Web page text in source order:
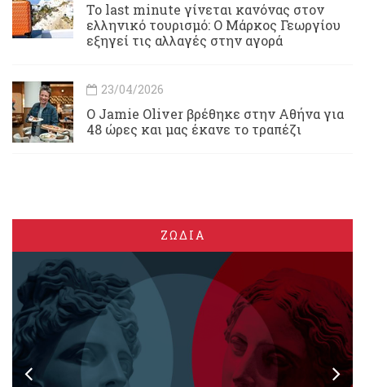
Το last minute γίνεται κανόνας στον
ελληνικό τουρισμό: Ο Μάρκος Γεωργίου
εξηγεί τις αλλαγές στην αγορά
23/04/2026
Ο Jamie Oliver βρέθηκε στην Αθήνα για
48 ώρες και μας έκανε το τραπέζι
ΖΩΔΙΑ